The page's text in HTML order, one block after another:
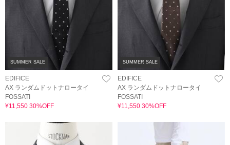
SUMMER SALE
EDIFICE
AX ランダムドットナロータイ
FOSSATI
¥11,550 30%OFF
SUMMER SALE
EDIFICE
AX ランダムドットナロータイ
FOSSATI
¥11,550 30%OFF